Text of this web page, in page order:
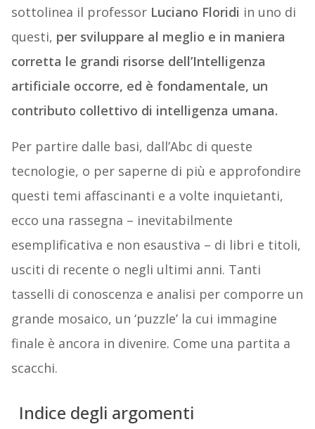
sottolinea il professor Luciano Floridi in uno di
questi, per sviluppare al meglio e in maniera
corretta le grandi risorse dell’Intelligenza
artificiale occorre, ed è fondamentale, un
contributo collettivo di intelligenza umana.
Per partire dalle basi, dall’Abc di queste
tecnologie, o per saperne di più e approfondire
questi temi affascinanti e a volte inquietanti,
ecco una rassegna – inevitabilmente
esemplificativa e non esaustiva – di libri e titoli,
usciti di recente o negli ultimi anni. Tanti
tasselli di conoscenza e analisi per comporre un
grande mosaico, un ‘puzzle’ la cui immagine
finale è ancora in divenire. Come una partita a
scacchi.
Indice degli argomenti